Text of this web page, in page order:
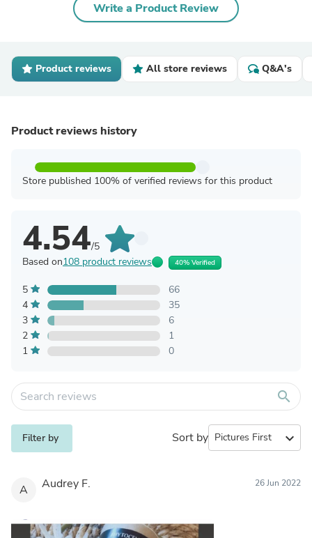
Write a Product Review
Product reviews All store reviews Q&A's
Product reviews history
Store published 100% of verified reviews for this product
4.54/5
Based on108 product reviews 40% Verified
5
66
4
35
3
6
2
1
1
0
search
Filter by Sort by expand_more
A Audrey F. 26 Jun 2022